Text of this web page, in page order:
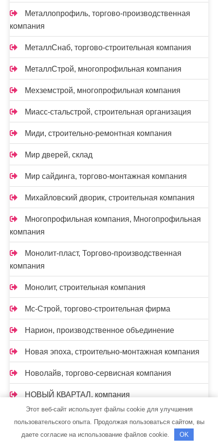
Металлопрофиль, торгово-производственная
компания
МеталлСнаб, торгово-строительная компания
МеталлСтрой, многопрофильная компания
Мехземстрой, многопрофильная компания
Миасс-cтальстрой, строительная организация
Миди, строительно-ремонтная компания
Мир дверей, склад
Мир сайдинга, торгово-монтажная компания
Михайловский дворик, строительная компания
Многопрофильная компания, Многопрофильная
компания
Монолит-пласт, Торгово-производственная
компания
Монолит, строительная компания
Мс-Строй, торгово-строительная фирма
Нарион, производственное объединение
Новая эпоха, строительно-монтажная компания
Новолайв, торгово-сервисная компания
НОВЫЙ КВАРТАЛ, компания
Нон-Стоп, монтажная компания
Этот веб-сайт использует файлы cookie для улучшения
пользовательского опыта. Продолжая пользоваться сайтом, вы
даете согласие на использование файлов cookie.
OK